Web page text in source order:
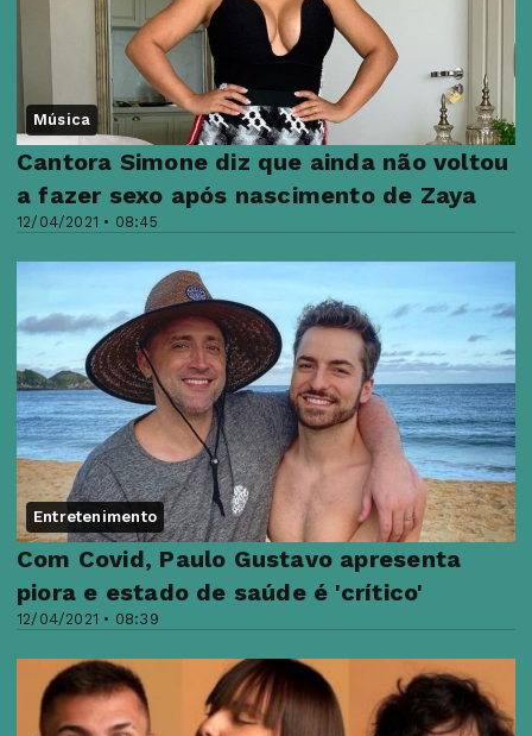
Música
12/04/2021 • 08:45
Cantora Simone diz que ainda não voltou
a fazer sexo após nascimento de Zaya
Entretenimento
12/04/2021 • 08:39
Com Covid, Paulo Gustavo apresenta
piora e estado de saúde é 'crítico'